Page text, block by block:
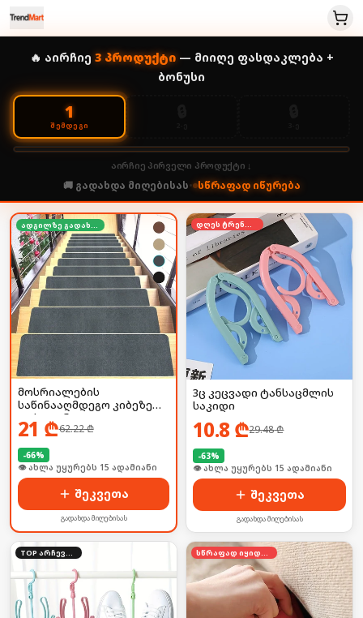
🔥 აირჩიე 3პროდუქტი— მიიღე ფასდაკლება +
ბონუსი
1
ᲨᲔᲛᲓᲔᲒᲘ
აირჩიე პირველი პროდუქტი ↓
🚚 გადახდა მიღებისას• სწრაფად იწურება
ადგილზე გადახდა
მოსრიალების
საწინააღმდეგო კიბეზე
დასაფენი
21 ₾62.22₾
-66%
🛒 ბოლო 24სთ-ში იყიდა 23-მა
შეკვეთა
გადახდა მიღებისას
დღეს ტრენდში
3ც კეცვადი ტანსაცმლის
საკიდი
10.8 ₾29.48₾
-63%
🛒 ბოლო 24სთ-ში იყიდა 25-მა
შეკვეთა
გადახდა მიღებისას
TOP არჩევანი სწრაფად იყიდება